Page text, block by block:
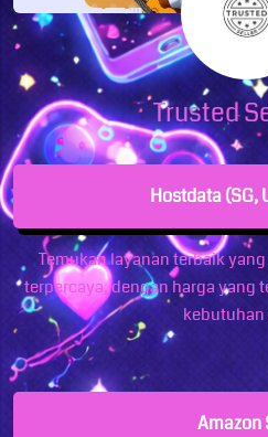
Trusted
Hostdata (SG,
Temukan layanan terbaik
terpercaya, dengan harga yang
kebutuhan
Amazon